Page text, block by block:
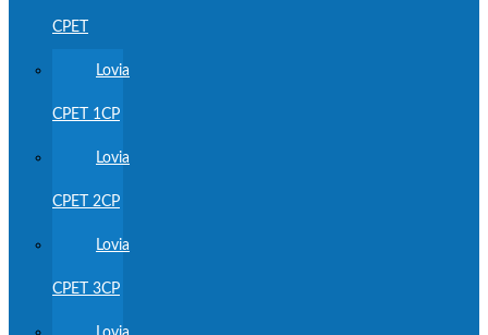
CPET
Lovia
CPET 1CP
Lovia
CPET 2CP
Lovia
CPET 3CP